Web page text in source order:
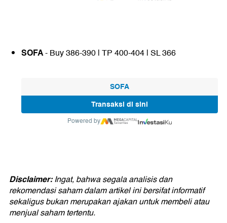
SOFA- Buy 386-390 | TP 400-404 | SL 366
SOFA
Transaksi di sini
Powered by
Disclaimer:Ingat, bahwa segala analisis dan
rekomendasi saham dalam artikel ini bersifat informatif
sekaligus bukan merupakan ajakan untuk membeli atau
menjual saham tertentu.